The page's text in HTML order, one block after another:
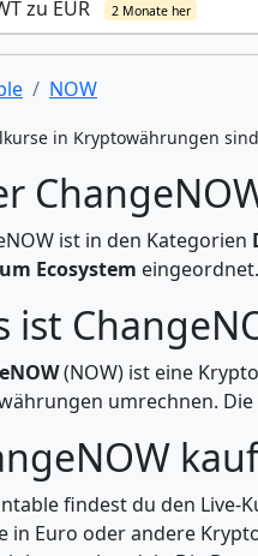
zu EUR 2 Monate her
NOW
in Kryptowährungen
ist in den Kategorien
Ecosystem
ist
(NOW) ist eine
umrechnen.
findest du den Live-
in Euro oder andere